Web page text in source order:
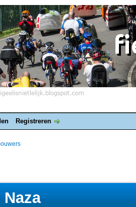
Registreren